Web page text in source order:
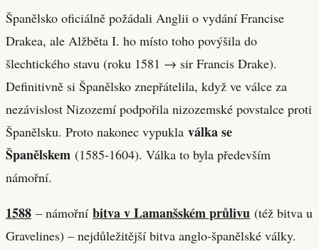
Španělsko oficiálně požádali Anglii o vydání Francise
Drakea, ale Alžběta I. ho místo toho povýšila do
šlechtického stavu (roku 1581 → sir Francis Drake).
Definitivně si Španělsko znepřátelila, když ve válce za
nezávislost Nizozemí podpořila nizozemské povstalce proti
Španělsku. Proto nakonec vypukla válka se
Španělskem (1585-1604). Válka to byla především
námořní.
1588 – námořní bitva v Lamanšském průlivu (též bitva u
Gravelines) – nejdůležitější bitva anglo-španělské války.